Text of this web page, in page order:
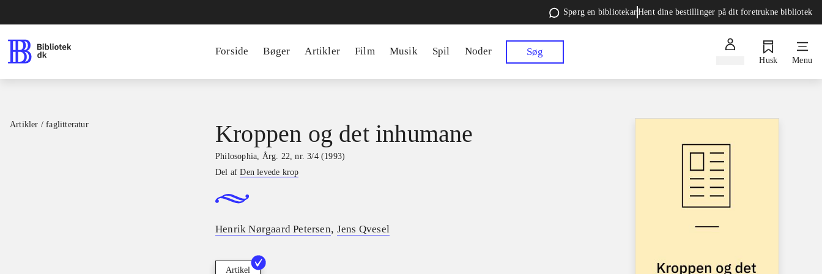
Spørg en bibliotekarHent dine bestillinger på dit foretrukne bibliotek
Forside Bøger Artikler Film Musik Spil Noder Søg
Husk Menu
Artikler / faglitteratur Kroppen og det inhumane
Philosophia, Årg. 22, nr. 3/4 (1993)
Del afDen levede krop
Henrik Nørgaard Petersen, Jens Qvesel
Artikel